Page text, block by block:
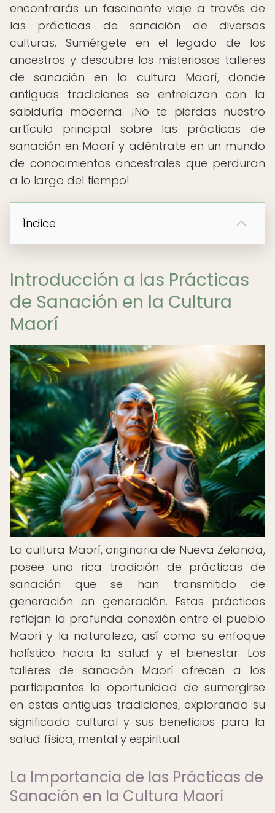
encontrarás un fascinante viaje a través de
las prácticas de sanación de diversas
culturas. Sumérgete en el legado de los
ancestros y descubre los misteriosos talleres
de sanación en la cultura Maorí, donde
antiguas tradiciones se entrelazan con la
sabiduría moderna. ¡No te pierdas nuestro
artículo principal sobre las prácticas de
sanación en Maorí y adéntrate en un mundo
de conocimientos ancestrales que perduran
a lo largo del tiempo!
Índice
Introducción a las Prácticas
de Sanación en la Cultura
Maorí
La cultura Maorí, originaria de Nueva Zelanda,
posee una rica tradición de prácticas de
sanación que se han transmitido de
generación en generación. Estas prácticas
reflejan la profunda conexión entre el pueblo
Maorí y la naturaleza, así como su enfoque
holístico hacia la salud y el bienestar. Los
talleres de sanación Maorí ofrecen a los
participantes la oportunidad de sumergirse
en estas antiguas tradiciones, explorando su
significado cultural y sus beneficios para la
salud física, mental y espiritual.
La Importancia de las Prácticas de
Sanación en la Cultura Maorí